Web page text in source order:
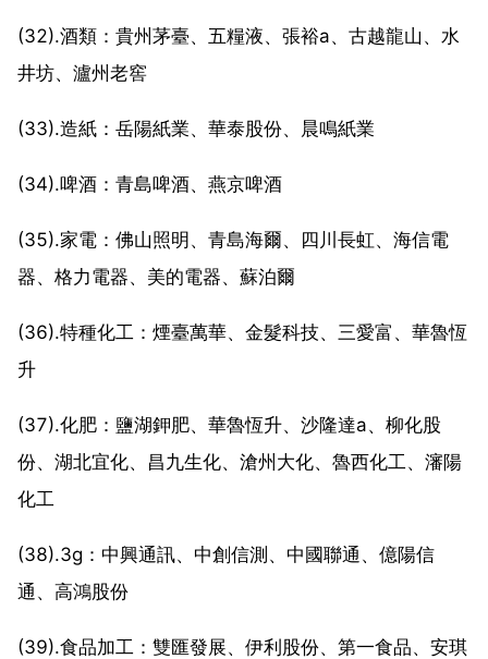
(32).酒類：貴州茅臺、五糧液、張裕a、古越龍山、水
井坊、瀘州老窖
(33).造紙：岳陽紙業、華泰股份、晨鳴紙業
(34).啤酒：青島啤酒、燕京啤酒
(35).家電：佛山照明、青島海爾、四川長虹、海信電
器、格力電器、美的電器、蘇泊爾
(36).特種化工：煙臺萬華、金髮科技、三愛富、華魯恆
升
(37).化肥：鹽湖鉀肥、華魯恆升、沙隆達a、柳化股
份、湖北宜化、昌九生化、滄州大化、魯西化工、瀋陽
化工
(38).3g：中興通訊、中創信測、中國聯通、億陽信
通、高鴻股份
(39).食品加工：雙匯發展、伊利股份、第一食品、安琪